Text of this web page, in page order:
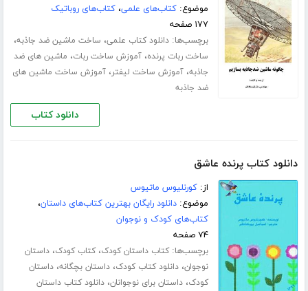
موضوع:کتاب‌های علمی،کتاب‌های روباتیک
۱۷۷ صفحه
برچسب‌ها:دانلود کتاب علمی، ساخت ماشین ضد جاذبه،
ساخت ربات پرنده،آموزش ساخت ربات، ماشین های ضد
جاذبه،آموزش ساخت لیفتر،آموزش ساخت ماشین های
ضد جاذبه
دانلود کتاب
دانلود کتاب پرنده عاشق
از:کورنلیوس ماتیوس
موضوع:دانلود رایگان بهترین کتاب‌های داستان،
کتاب‌های کودک و نوجوان
۷۴ صفحه
برچسب‌ها:کتاب داستان کودک،کتاب کودک،داستان
نوجوان،دانلود کتاب کودک،داستان بچگانه،داستان
کودک،داستان برای نوجوانان،دانلود کتاب داستان